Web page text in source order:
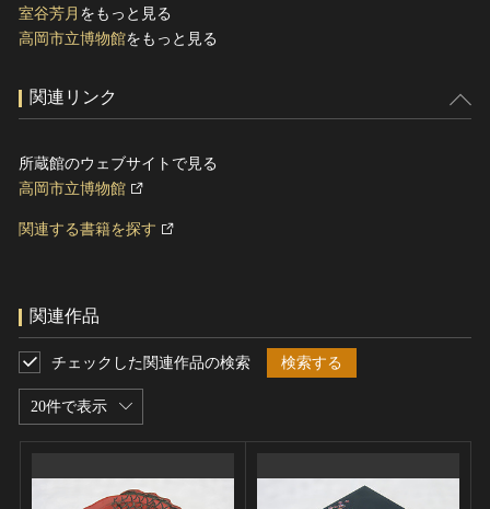
室谷芳月 をもっと見る
高岡市立博物館をもっと見る
関連リンク
所蔵館のウェブサイトで見る
高岡市立博物館
関連する書籍を探す
関連作品
20件で表示
チェックした関連作品の検索 検索する